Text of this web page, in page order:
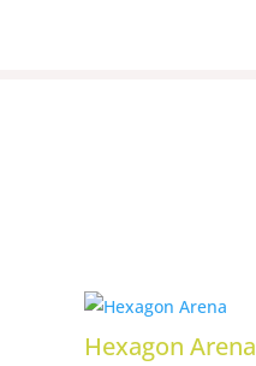
Hexagon Arena